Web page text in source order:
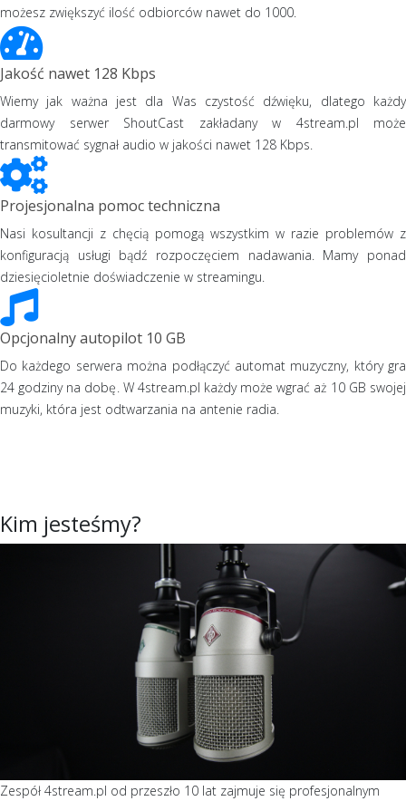
możesz zwiększyć ilość odbiorców nawet do 1000.
Jakość nawet 128 Kbps
Wiemy jak ważna jest dla Was czystość dźwięku, dlatego każdy
darmowy serwer ShoutCast zakładany w 4stream.pl może
transmitować sygnał audio w jakości nawet 128 Kbps.
Projesjonalna pomoc techniczna
Nasi kosultancji z chęcią pomogą wszystkim w razie problemów z
konfiguracją usługi bądź rozpoczęciem nadawania. Mamy ponad
dziesięcioletnie doświadczenie w streamingu.
Opcjonalny autopilot 10 GB
Do każdego serwera można podłączyć automat muzyczny, który gra
24 godziny na dobę. W 4stream.pl każdy może wgrać aż 10 GB swojej
muzyki, która jest odtwarzania na antenie radia.
Kim jesteśmy?
Zespół 4stream.pl od przeszło 10 lat zajmuje się profesjonalnym